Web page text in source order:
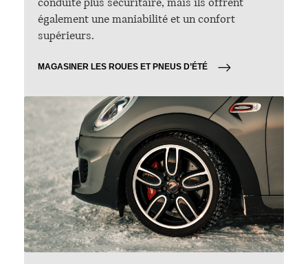
conduite plus sécuritaire, mais ils offrent
également une maniabilité et un confort
supérieurs.
MAGASINER LES ROUES ET PNEUS D’ÉTÉ